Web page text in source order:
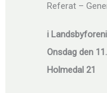
Referat –
i
Onsdag den
Holmedal 21